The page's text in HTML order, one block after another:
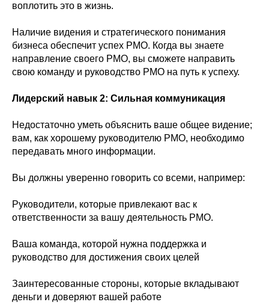
воплотить это в жизнь.
Наличие видения и стратегического понимания
бизнеса обеспечит успех PMO. Когда вы знаете
направление своего PMO, вы сможете направить
свою команду и руководство PMO на путь к успеху.
Лидерский навык 2: Сильная коммуникация
Недостаточно уметь объяснить ваше общее видение;
вам, как хорошему руководителю PMO, необходимо
передавать много информации.
Вы должны уверенно говорить со всеми, например:
Руководители, которые привлекают вас к
ответственности за вашу деятельность PMO.
Ваша команда, которой нужна поддержка и
руководство для достижения своих целей
Заинтересованные стороны, которые вкладывают
деньги и доверяют вашей работе